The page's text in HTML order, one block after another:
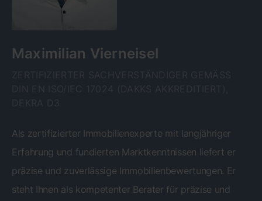
Maximilian Vierneisel
Als zertifizierter Immobilienexperte mit langjähriger
Erfahrung und fundierten Marktkenntnissen liefert er
präzise und zuverlässige Immobilienbewertungen. Er
steht Ihnen als kompetenter Berater für präzise und